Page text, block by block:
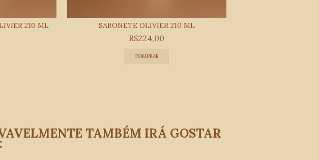
210 ML SABONETE OLIVIER 210 ML
R$224,00
TAMBÉM IRÁ GOSTAR